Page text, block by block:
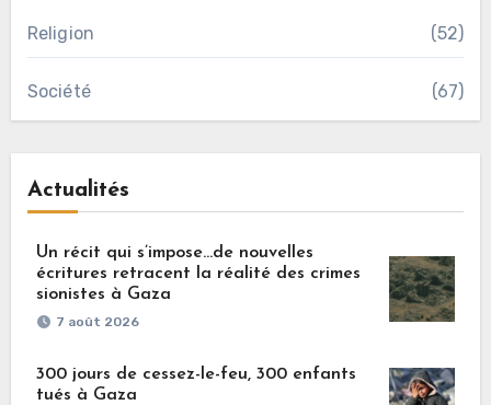
Religion (52)
Société (67)
Actualités
Un récit qui s’impose…de nouvelles
écritures retracent la réalité des crimes
sionistes à Gaza
7 août 2026
300 jours de cessez-le-feu, 300 enfants
tués à Gaza